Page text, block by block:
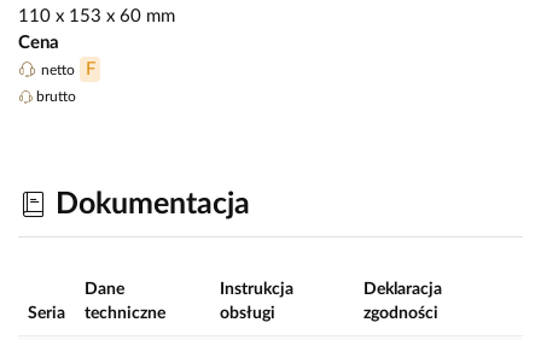
110 x 153 x 60 mm
Cena
netto F
brutto
Dokumentacja
Seria
Dane
techniczne
Instrukcja
obsługi
Deklaracja
zgodności